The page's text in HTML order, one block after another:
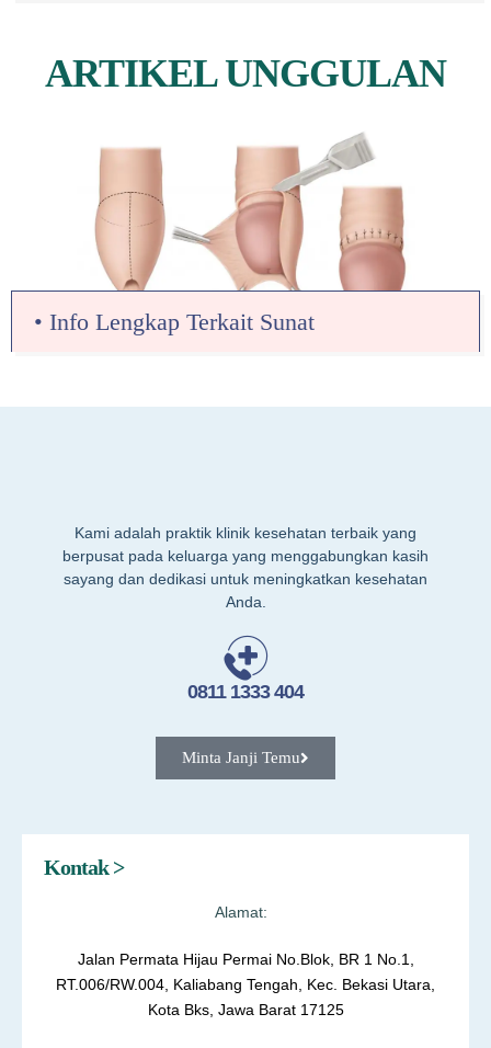
ARTIKEL UNGGULAN
• Info Lengkap Terkait Sunat
Kami adalah praktik klinik kesehatan terbaik yang
berpusat pada keluarga yang menggabungkan kasih
sayang dan dedikasi untuk meningkatkan kesehatan
Anda.
0811 1333 404
Minta Janji Temu
Kontak >
Alamat:
Jalan Permata Hijau Permai No.Blok, BR 1 No.1,
RT.006/RW.004, Kaliabang Tengah, Kec. Bekasi Utara,
Kota Bks, Jawa Barat 17125